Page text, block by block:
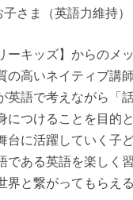
さま（英語力維持）
ーキッズ】からのメ
の高いネイティブ講
英語で考えながら「
につけることを目的
台に活躍していく子ど
である英語を楽しく習
界と繋がってもらえ